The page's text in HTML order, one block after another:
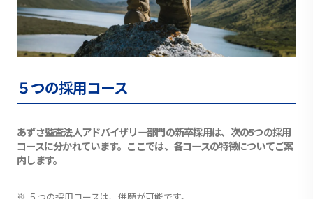
５つの採用コース
あずさ監査法人アドバイザリー部門の新卒採用は、次の5つの採用
コースに分かれています。ここでは、各コースの特徴についてご案
内します。